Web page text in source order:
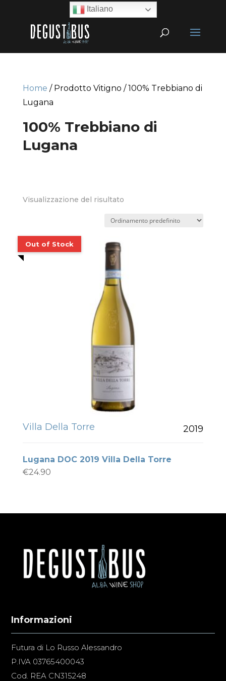
Home / Prodotto Vitigno / 100% Trebbiano di
Lugana
100% Trebbiano di
Lugana
Visualizzazione del risultato
Villa Della Torre 2019
Lugana DOC 2019 Villa Della Torre
€24.90
Informazioni
Futura di Lo Russo Alessandro
P.IVA 03765400043
Cod. REA CN315248
Italiano